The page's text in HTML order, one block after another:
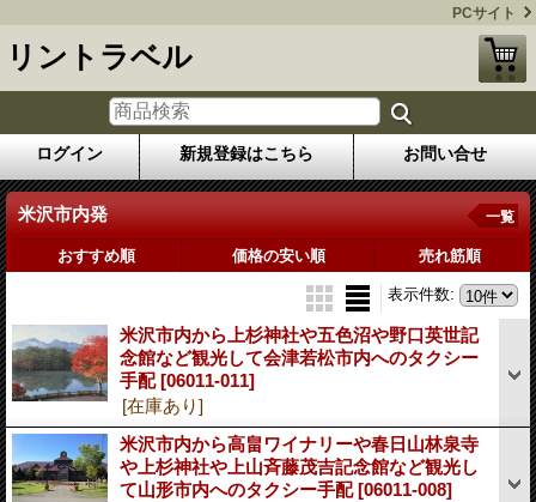
PCサイト
リントラベル
ログイン 新規登録はこちら お問い合せ
米沢市内発 一覧
おすすめ順 価格の安い順 売れ筋順
表示件数:
米沢市内から上杉神社や五色沼や野口英世記
念館など観光して会津若松市内へのタクシー
手配[06011-011]
[在庫あり]
米沢市内から高畠ワイナリーや春日山林泉寺
や上杉神社や上山斉藤茂吉記念館など観光し
て山形市内へのタクシー手配[06011-008]